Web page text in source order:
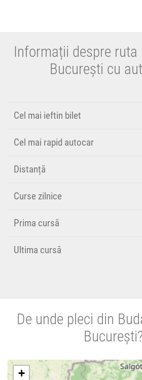
Informații despre ruta
București cu
Cel mai ieftin bilet
Cel mai rapid autocar
Distanță
Curse zilnice
Prima cursă
Ultima cursă
De unde pleci din
+